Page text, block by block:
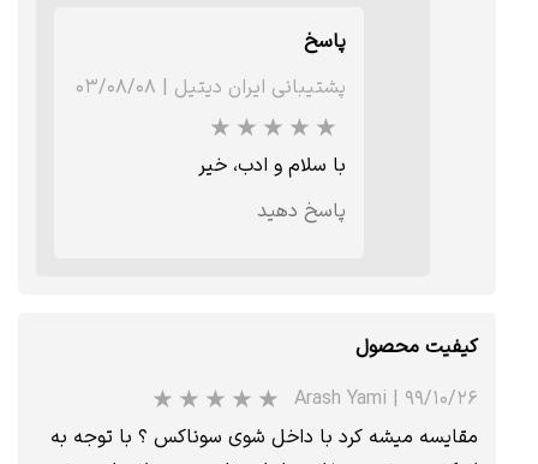
پاسخ
پشتیبانی ایران دیتیل | ۰۳/۰۸/۰۸
با سلام و ادب، خیر
پاسخ دهید
کیفیت محصول
Arash Yami | ۹۹/۱۰/۲۶
مقایسه میشه کرد با داخل شوی سوناکس ؟ با توجه به